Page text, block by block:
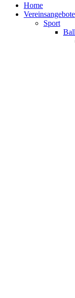
Home
Vereinsangebote
Sport